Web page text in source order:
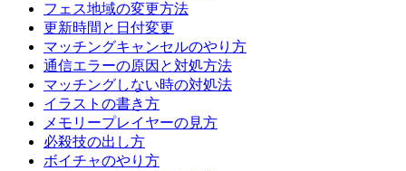
フェス地域の変更方法
更新時間と日付変更
マッチングキャンセルのやり方
通信エラーの原因と対処方法
マッチングしない時の対処法
イラストの書き方
メモリープレイヤーの見方
必殺技の出し方
ボイチャのやり方